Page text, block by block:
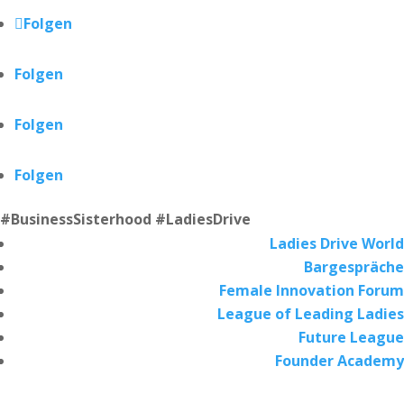
Folgen
Folgen
Folgen
Folgen
#BusinessSisterhood #LadiesDrive
Ladies Drive World
Bargespräche
Female Innovation Forum
League of Leading Ladies
Future League
Founder Academy